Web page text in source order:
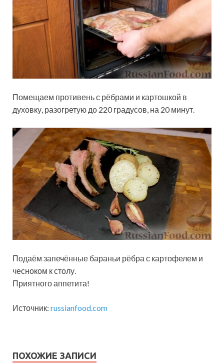
Помещаем противень с рёбрами и картошкой в
духовку, разогретую до 220 градусов, на 20 минут.
Подаём запечённые бараньи рёбра с картофелем и
чесноком к столу.
Приятного аппетита!
Источник: russianfood.com
ПОХОЖИЕ ЗАПИСИ